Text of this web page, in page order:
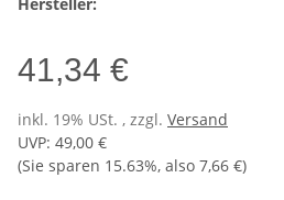
41,34 €
inkl. 19% USt. , zzgl. Versand
UVP: 49,00 €
(Sie sparen 15.63%, also 7,66 €)